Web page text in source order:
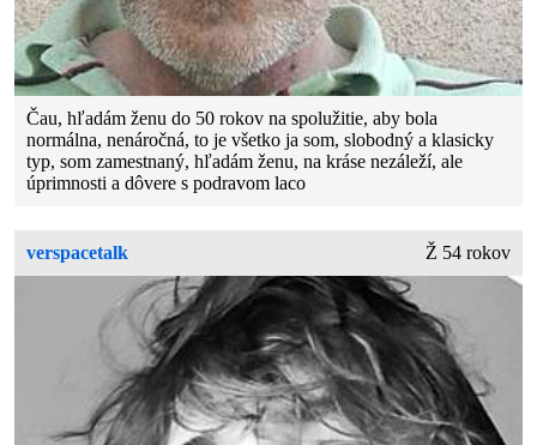
Čau, hľadám ženu do 50 rokov na spolužitie, aby bola
normálna, nenáročná, to je všetko ja som, slobodný a klasicky
typ, som zamestnaný, hľadám ženu, na kráse nezáleží, ale
úprimnosti a dôvere s podravom laco
verspacetalk Ž 54 rokov